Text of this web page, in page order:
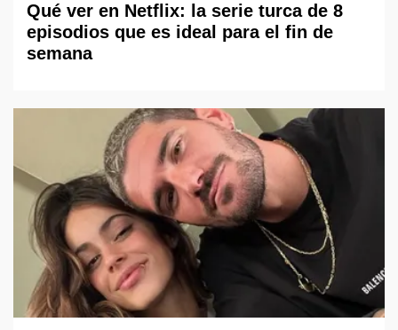
Qué ver en Netflix: la serie turca de 8
episodios que es ideal para el fin de
semana